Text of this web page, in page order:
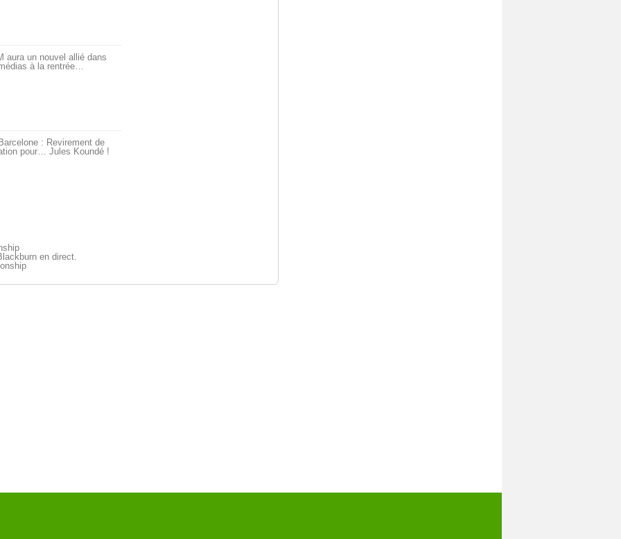
aura un nouvel allié dans
à la rentrée…
: Revirement de
pour… Jules Koundé !
en direct.